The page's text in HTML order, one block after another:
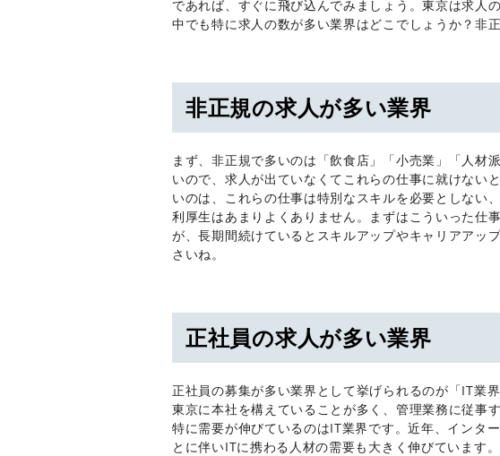
であれば、すぐに飛び込んでみましょう。東京は求人
中でも特に求人の数が多い業界はどこでしょうか？非
非正規の求人が多い業界
まず、非正規で多いのは「飲食店」「小売業」「人材
いので、求人が出ていなくてこれらの仕事に就けない
いのは、これらの仕事は特別なスキルを必要としない
利厚生はあまりよくありません。まずはこういった仕
が、長期間続けているとスキルアップやキャリアアッ
さいね。
正社員の求人が多い業界
正社員の募集が多い業界として挙げられるのが「IT業
東京に本社を構えていることが多く、管理業務に従事
特に需要が伸びているのはIT業界です。近年、インタ
とに伴いITに携わる人材の需要も大きく伸びています